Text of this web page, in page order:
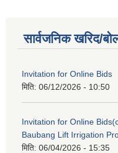
सार्वजनिक खरिद/
Invitation for Online Bids
मिति: 06/12/2026 - 10:50
Invitation for Online
Baubang Lift Irrigation
मिति: 06/04/2026 - 15:35